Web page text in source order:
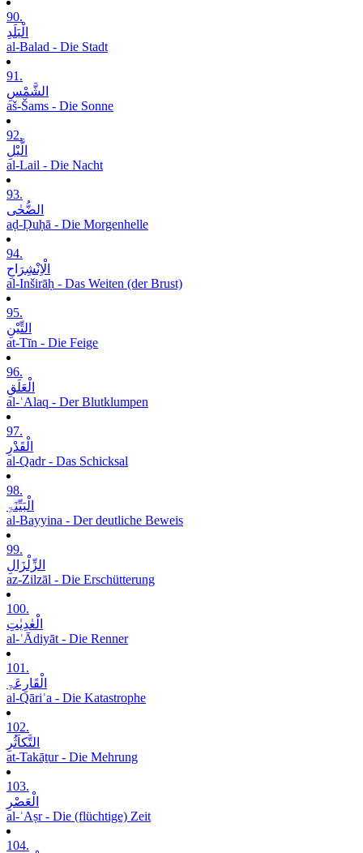
90.
الْبَلَدِ
al-Balad - Die Stadt
91.
الشَّمْسِ
aš-Šams - Die Sonne
92.
الَّیْلِ
al-Lail - Die Nacht
93.
الضُّحٰی
aḍ-Ḍuḥā - Die Morgenhelle
94.
الْاِنْشِرَاحِ
al-Inširāḥ - Das Weiten (der Brust)
95.
التِّیْنِ
at-Tīn - Die Feige
96.
الْعَلَقِ
al-ʿAlaq - Der Blutklumpen
97.
الْقَدْرِ
al-Qadr - Das Schicksal
98.
الْبَیِّنَۃِ
al-Bayyina - Der deutliche Beweis
99.
الزِّلْزَالِ
az-Zilzāl - Die Erschütterung
100.
الْعٰدِیٰتِ
al-ʿĀdiyāt - Die Renner
101.
الْقَارِعَۃِ
al-Qāriʿa - Die Katastrophe
102.
التَّکاَثُرِ
at-Takāṯur - Die Mehrung
103.
الْعَصْرِ
al-ʿAṣr - Die (flüchtige) Zeit
104.